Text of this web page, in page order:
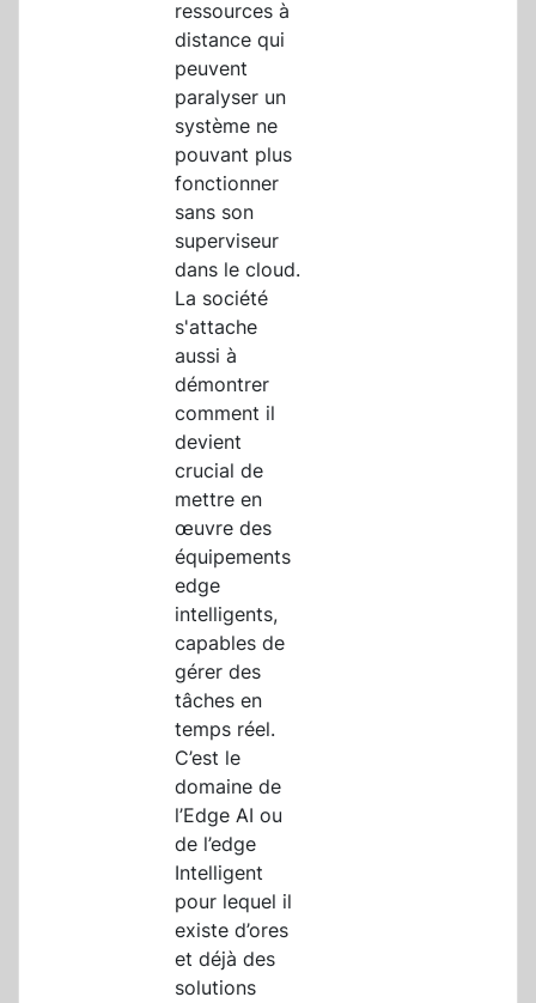
ressources à
distance qui
peuvent
paralyser un
système ne
pouvant plus
fonctionner
sans son
superviseur
dans le cloud.
La société
s'attache
aussi à
démontrer
comment il
devient
crucial de
mettre en
œuvre des
équipements
edge
intelligents,
capables de
gérer des
tâches en
temps réel.
C’est le
domaine de
l’Edge AI ou
de l’edge
Intelligent
pour lequel il
existe d’ores
et déjà des
solutions